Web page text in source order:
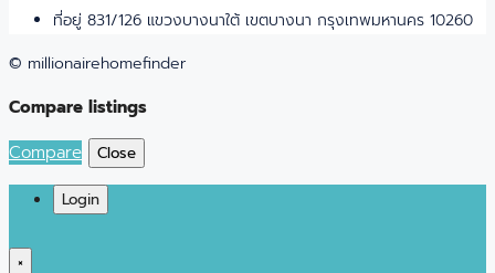
ที่อยู่ 831/126 แขวงบางนาใต้ เขตบางนา กรุงเทพมหานคร 10260
© millionairehomefinder
Compare listings
Compare
Close
Login
×